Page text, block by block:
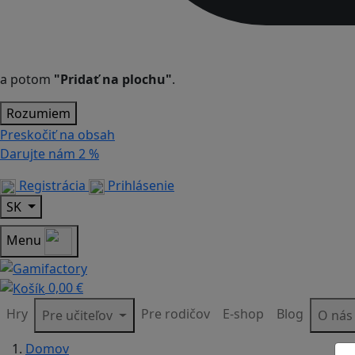
a potom "Pridať na plochu".
Rozumiem
Preskočiť na obsah
Darujte nám 2 %
Registrácia
Prihlásenie
SK
Menu
0,00 €
Hry
Pre učiteľov Pre rodičov E-shop Blog
O nás
Domov